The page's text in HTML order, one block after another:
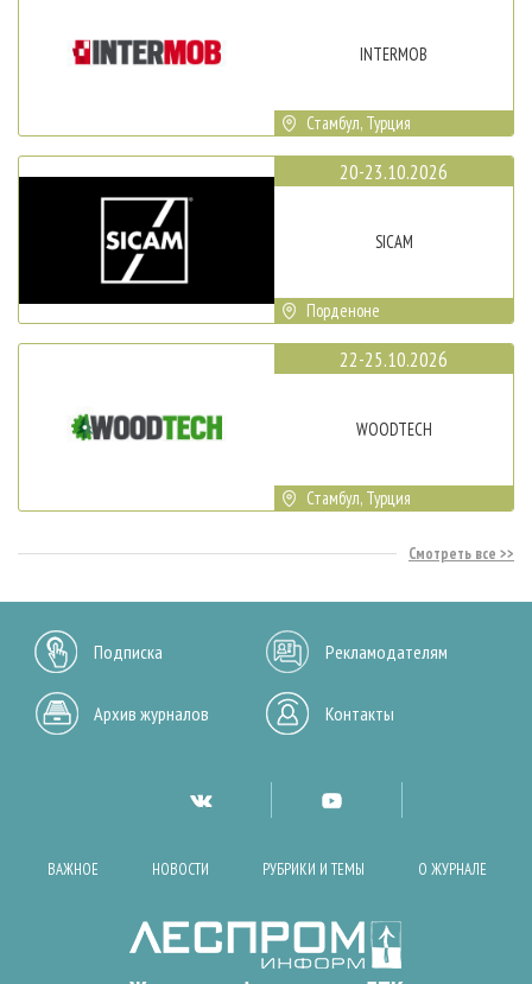
INTERMOB
Стамбул, Турция
20-23.10.2026
SICAM
Порденоне
22-25.10.2026
WOODTECH
Стамбул, Турция
Смотреть все
Подписка Рекламодателям
Архив журналов Контакты
ВАЖНОЕ НОВОСТИ РУБРИКИ И ТЕМЫ О ЖУРНАЛЕ